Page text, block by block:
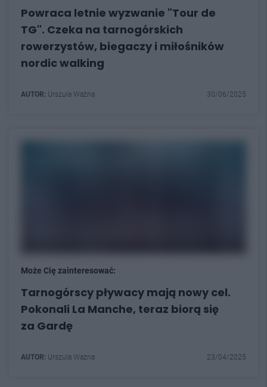
Powraca letnie wyzwanie "Tour de
TG". Czeka na tarnogórskich
rowerzystów, biegaczy i miłośników
nordic walking
AUTOR: Urszula Ważna 30/06/2025
Może Cię zainteresować:
Tarnogórscy pływacy mają nowy cel.
Pokonali La Manche, teraz biorą się
za Gardę
AUTOR: Urszula Ważna 23/04/2025